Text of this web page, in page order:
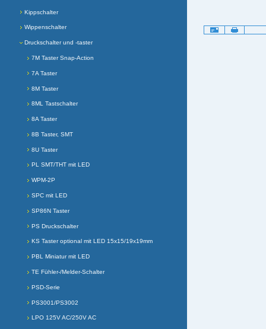
Kippschalter
Wippenschalter
Druckschalter und -taster
7M Taster Snap-Action
7A Taster
8M Taster
8ML Tastschalter
8A Taster
8B Taster, SMT
8U Taster
PL SMT/THT mit LED
WPM-2P
SPC mit LED
SP86N Taster
PS Druckschalter
KS Taster optional mit LED 15x15/19x19mm
PBL Miniatur mit LED
TE Fühler-/Melder-Schalter
PSD-Serie
PS3001/PS3002
LPO 125V AC/250V AC
Artikelaktionen